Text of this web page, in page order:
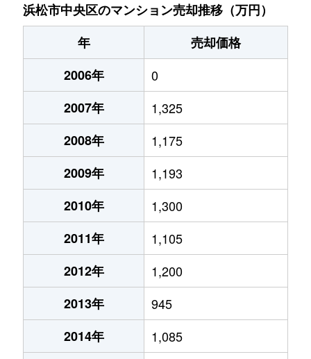
浜松市中央区のマンション売却推移（万円）
年
売却価格
2006年
0
2007年
1,325
2008年
1,175
2009年
1,193
2010年
1,300
2011年
1,105
2012年
1,200
2013年
945
2014年
1,085